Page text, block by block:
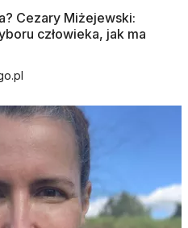
Cezary Miżejewski:
człowieka, jak ma